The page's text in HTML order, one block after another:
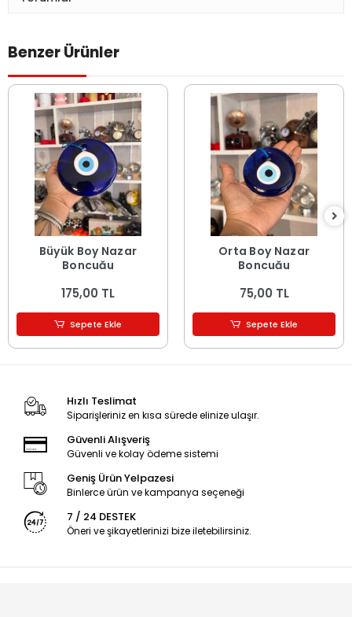
Benzer Ürünler
Büyük Boy Nazar
Boncuğu
175,00 TL
Sepete Ekle
Orta Boy Nazar
Boncuğu
75,00 TL
Sepete Ekle
Hızlı Teslimat
Siparişleriniz en kısa sürede elinize ulaşır.
Güvenli Alışveriş
Güvenli ve kolay ödeme sistemi
Geniş Ürün Yelpazesi
Binlerce ürün ve kampanya seçeneği
7 / 24 DESTEK
Öneri ve şikayetlerinizi bize iletebilirsiniz.